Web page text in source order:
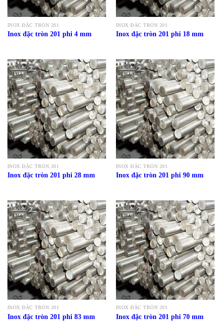
INOX ĐẶC TRÒN 201
Inox đặc tròn 201 phi 4 mm
INOX ĐẶC TRÒN 201
Inox đặc tròn 201 phi 18 mm
INOX ĐẶC TRÒN 201
Inox đặc tròn 201 phi 28 mm
INOX ĐẶC TRÒN 201
Inox đặc tròn 201 phi 90 mm
INOX ĐẶC TRÒN 201
Inox đặc tròn 201 phi 83 mm
INOX ĐẶC TRÒN 201
Inox đặc tròn 201 phi 70 mm